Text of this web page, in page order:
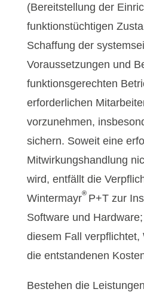
(Bereitstellung der
funktionstüchtigen
Schaffung der
Voraussetzungen und
funktionsgerechten
erforderlichen
vorzunehmen,
sichern. Soweit eine
Mitwirkungshandlung
wird, entfällt die
Wintermayr® P+T zur
Software und
diesem Fall verpflichtet,
die entstandenen
Bestehen die